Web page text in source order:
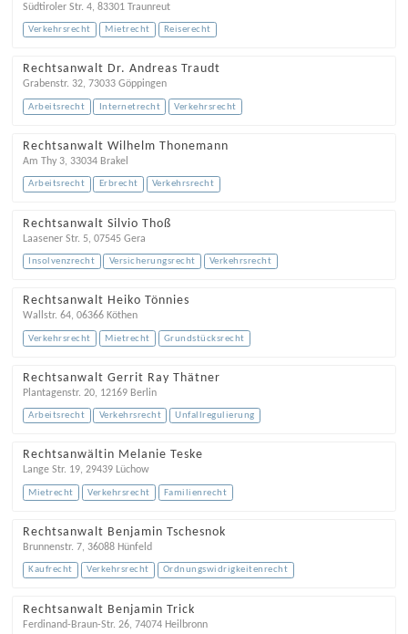
Südtiroler Str. 4, 83301 Traunreut
Verkehrsrecht Mietrecht Reiserecht
Rechtsanwalt Dr. Andreas Traudt
Grabenstr. 32, 73033 Göppingen
Arbeitsrecht Internetrecht Verkehrsrecht
Rechtsanwalt Wilhelm Thonemann
Am Thy 3, 33034 Brakel
Arbeitsrecht Erbrecht Verkehrsrecht
Rechtsanwalt Silvio Thoß
Laasener Str. 5, 07545 Gera
Insolvenzrecht Versicherungsrecht Verkehrsrecht
Rechtsanwalt Heiko Tönnies
Wallstr. 64, 06366 Köthen
Verkehrsrecht Mietrecht Grundstücksrecht
Rechtsanwalt Gerrit Ray Thätner
Plantagenstr. 20, 12169 Berlin
Arbeitsrecht Verkehrsrecht Unfallregulierung
Rechtsanwältin Melanie Teske
Lange Str. 19, 29439 Lüchow
Mietrecht Verkehrsrecht Familienrecht
Rechtsanwalt Benjamin Tschesnok
Brunnenstr. 7, 36088 Hünfeld
Kaufrecht Verkehrsrecht Ordnungswidrigkeitenrecht
Rechtsanwalt Benjamin Trick
Ferdinand-Braun-Str. 26, 74074 Heilbronn